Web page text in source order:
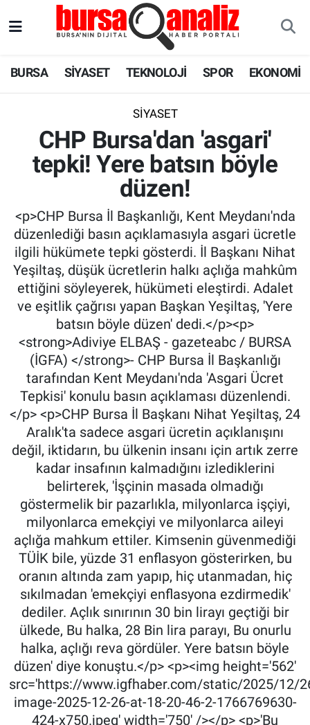
BURSA SİYASET TEKNOLOJİ SPOR EKONOMİ
SİYASET
CHP Bursa'dan 'asgari'
tepki! Yere batsın böyle
düzen!
<p>CHP Bursa İl Başkanlığı, Kent Meydanı'nda
düzenlediği basın açıklamasıyla asgari ücretle
ilgili hükümete tepki gösterdi. İl Başkanı Nihat
Yeşiltaş, düşük ücretlerin halkı açlığa mahkûm
ettiğini söyleyerek, hükümeti eleştirdi. Adalet
ve eşitlik çağrısı yapan Başkan Yeşiltaş, 'Yere
batsın böyle düzen' dedi.</p><p>
<strong>Adiviye ELBAŞ - gazeteabc / BURSA
(İGFA) </strong>- CHP Bursa İl Başkanlığı
tarafından Kent Meydanı'nda 'Asgari Ücret
Tepkisi' konulu basın açıklaması düzenlendi.
</p> <p>CHP Bursa İl Başkanı Nihat Yeşiltaş, 24
Aralık'ta sadece asgari ücretin açıklanışını
değil, iktidarın, bu ülkenin insanı için artık zerre
kadar insafının kalmadığını izlediklerini
belirterek, 'İşçinin masada olmadığı
göstermelik bir pazarlıkla, milyonlarca işçiyi,
milyonlarca emekçiyi ve milyonlarca aileyi
açlığa mahkum ettiler. Kimsenin güvenmediği
TÜİK bile, yüzde 31 enflasyon gösterirken, bu
oranın altında zam yapıp, hiç utanmadan, hiç
sıkılmadan 'emekçiyi enflasyona ezdirmedik'
dediler. Açlık sınırının 30 bin lirayı geçtiği bir
ülkede, Bu halka, 28 Bin lira parayı, Bu onurlu
halka, açlığı reva gördüler. Yere batsın böyle
düzen' diye konuştu.</p> <p><img height='562'
src='https://www.igfhaber.com/static/2025/12/
image-2025-12-26-at-18-20-46-2-1766769630-
424-x750.jpeg' width='750' /></p> <p>'Bu
SPOR
SAĞLIK
ASTROLOJİ
BLOG
Süper Lig Puan Durumu ve Fikstür
Son Dakika Haberleri
Haber Arşivi